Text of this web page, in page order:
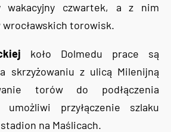
wakacyjny czwartek, a z nim
torowisk.
koło Dolmedu prace są
skrzyżowaniu z ulicą Milenijną
torów do podłączenia
przyłączenie szlaku
na Maślicach.